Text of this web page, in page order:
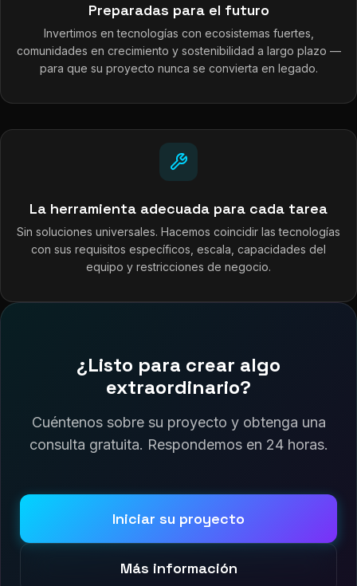
Preparadas para el futuro
Invertimos en tecnologías con ecosistemas fuertes,
comunidades en crecimiento y sostenibilidad a largo plazo —
para que su proyecto nunca se convierta en legado.
La herramienta adecuada para cada tarea
Sin soluciones universales. Hacemos coincidir las tecnologías
con sus requisitos específicos, escala, capacidades del
equipo y restricciones de negocio.
¿Listo para crear algo
extraordinario?
Cuéntenos sobre su proyecto y obtenga una
consulta gratuita. Respondemos en 24 horas.
Iniciar su proyecto
Más información